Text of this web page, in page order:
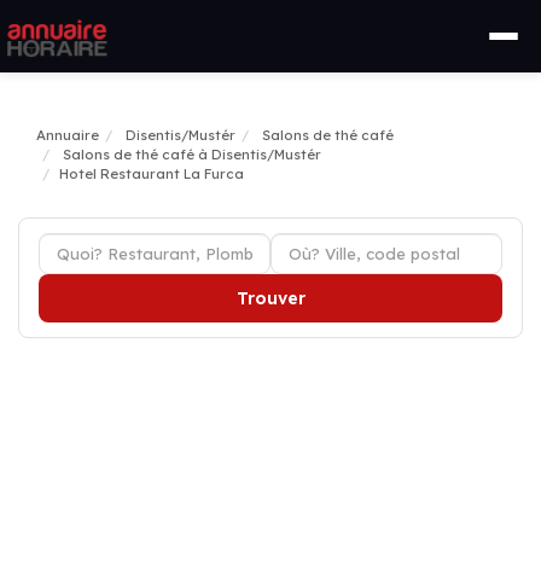
Annuaire Disentis/Mustér
Salons de thé café
Salons de thé café à Disentis/Mustér
Hotel Restaurant La Furca
Trouver